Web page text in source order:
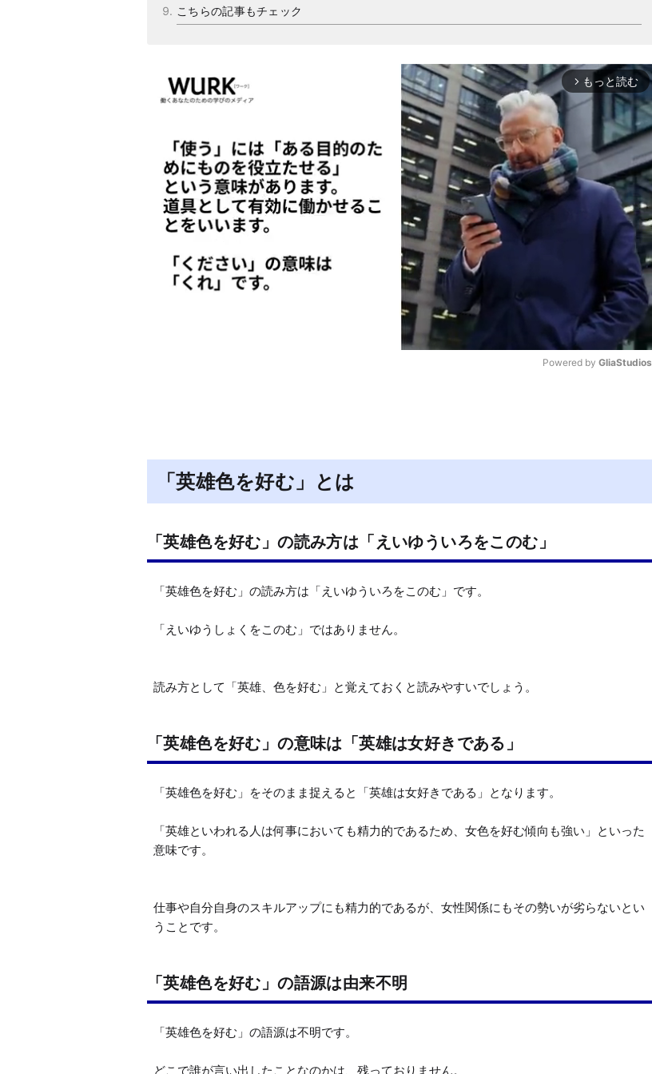
こちらの記事もチェック
arrow_forward_ios もっと読む
Powered by GliaStudios
「英雄色を好む」とは
「英雄色を好む」の読み方は「えいゆういろをこのむ」
「英雄色を好む」の読み方は「えいゆういろをこのむ」です。
「えいゆうしょくをこのむ」ではありません。
読み方として「英雄、色を好む」と覚えておくと読みやすいでしょう。
「英雄色を好む」の意味は「英雄は女好きである」
「英雄色を好む」をそのまま捉えると「英雄は女好きである」となります。
「英雄といわれる人は何事においても精力的であるため、女色を好む傾向も強い」といった
意味です。
仕事や自分自身のスキルアップにも精力的であるが、女性関係にもその勢いが劣らないとい
うことです。
「英雄色を好む」の語源は由来不明
「英雄色を好む」の語源は不明です。
どこで誰が言い出したことなのかは、残っておりません。